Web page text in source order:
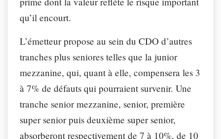
qu’il encourt.
L’émetteur propose au sein du CDO d’autres
tranches plus seniores telles que la junior
mezzanine, qui, quant à elle, compensera les 3
à 7% de défauts qui pourraient survenir. Une
tranche senior mezzanine, senior, première
super senior puis deuxième super senior,
absorberont respectivement de 7 à 10%, de 10